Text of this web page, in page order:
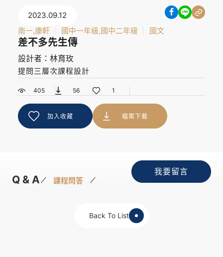
2023.09.12
南一,康軒
國中一年級,國中二年級 國文
差不多先生傳
設計者：林育玫
提問三層次課程設計
405 56 1
加入收藏 檔案下載
Q & A 課程問答
我要留言
Back To List